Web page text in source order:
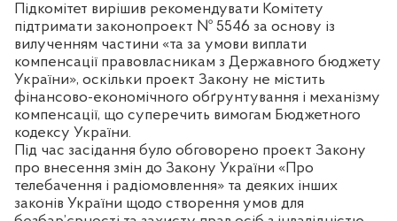
Підкомітет вирішив рекомендувати Комітету
підтримати законопроект № 5546 за основу із
вилученням частини «та за умови виплати
компенсації правовласникам з Державного бюджету
України», оскільки проект Закону не містить
фінансово-економічного обґрунтування і механізму
компенсації, що суперечить вимогам Бюджетного
кодексу України.
Під час засідання було обговорено проект Закону
про внесення змін до Закону України «Про
телебачення і радіомовлення» та деяких інших
законів України щодо створення умов для